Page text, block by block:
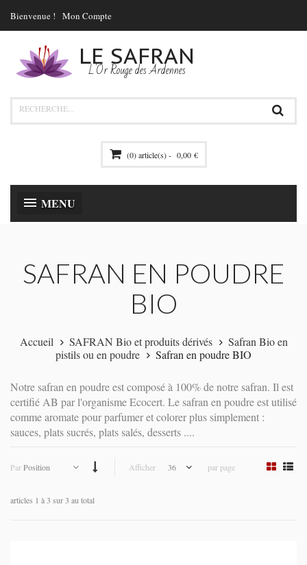
Bienvenue ! Mon Compte
LE SAFRAN
L'Or Rouge des Ardennes
(0) article(s) - 0,00 €
MENU
SAFRAN EN POUDRE
BIO
Accueil SAFRAN Bio et produits dérivés
Safran Bio en
pistils ou en poudre
Safran en poudre BIO
Notre safran en poudre est composé à 100% de notre safran. Il est
certifié AB par l'organisme Ecocert. Le safran en poudre est utilisé
comme aromate pour parfumer et colorer plus simplement :
sauces, plats sucrés, plats salés, desserts ....
ParPosition Afficher 36 par page
articles 1 à 3 sur 3 au total